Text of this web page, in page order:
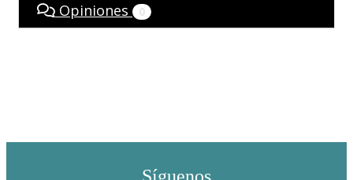
Opiniones 0